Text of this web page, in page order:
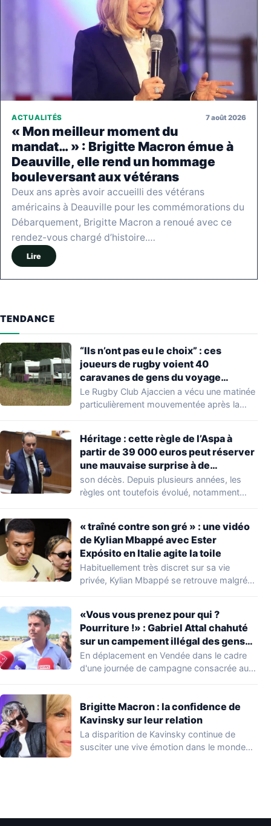
ACTUALITÉS 7 août 2026
« Mon meilleur moment du
mandat… » : Brigitte Macron émue à
Deauville, elle rend un hommage
bouleversant aux vétérans
Deux ans après avoir accueilli des vétérans
américains à Deauville pour les commémorations du
Débarquement, Brigitte Macron a renoué avec ce
rendez-vous chargé d’histoire.…
Lire
TENDANCE
“Ils n’ont pas eu le choix” : ces
joueurs de rugby voient 40
caravanes de gens du voyage
s’installer dans leur stade, ils les
délogent en moins d’1 heure
Le Rugby Club Ajaccien a vécu une matinée
particulièrement mouvementée après la
Héritage : cette règle de l’Aspa à
partir de 39 000 euros peut réserver
une mauvaise surprise à de
nombreuses familles
son décès. Depuis plusieurs années, les
règles ont toutefois évolué, notamment
« traîné contre son gré » : une vidéo
de Kylian Mbappé avec Ester
Expósito en Italie agite la toile
Habituellement très discret sur sa vie
privée, Kylian Mbappé se retrouve malgré
«Vous vous prenez pour qui ?
Pourriture !» : Gabriel Attal chahuté
sur un campement illégal des gens
du voyage
En déplacement en Vendée dans le cadre
d'une journée de campagne consacrée aux
Brigitte Macron : la confidence de
Kavinsky sur leur relation
La disparition de Kavinsky continue de
susciter une vive émotion dans le monde